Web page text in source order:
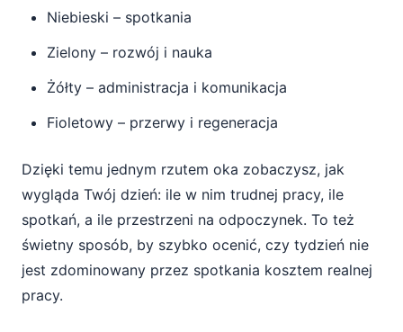
Niebieski – spotkania
Zielony – rozwój i nauka
Żółty – administracja i komunikacja
Fioletowy – przerwy i regeneracja
Dzięki temu jednym rzutem oka zobaczysz, jak
wygląda Twój dzień: ile w nim trudnej pracy, ile
spotkań, a ile przestrzeni na odpoczynek. To też
świetny sposób, by szybko ocenić, czy tydzień nie
jest zdominowany przez spotkania kosztem realnej
pracy.